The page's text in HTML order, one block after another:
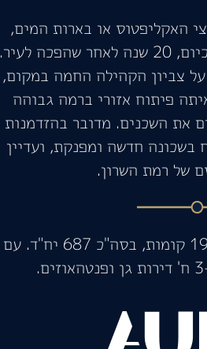
האקליפטוס או בארות המים,
הקסם של המושבה מורגש גם כיום, 20 שנה לאחר שהפכה לעיר.
צביון הקהילה החמה במקום,
פיתוח אזורי ברמה גבוהה
את השכנים. מדובר בהזדמנות
בשכונה חדשה ומפנקת, ועדיין
של רמת השרון.
הפרויקט כולל 6 מגדלים בני 19 קומות, בסה"כ 687 יח"ד. עם